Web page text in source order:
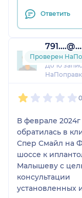
Ответить
2 отзыва
До 10
Проверен
В феврале 2024г
обратилась в
Спер Смайл на
шоссе к
Малышеву с
консультации
установленных